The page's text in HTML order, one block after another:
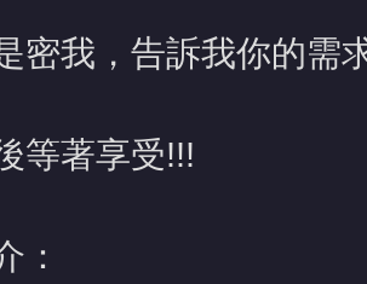
密我，告訴我你的需
等著享受!!!
：